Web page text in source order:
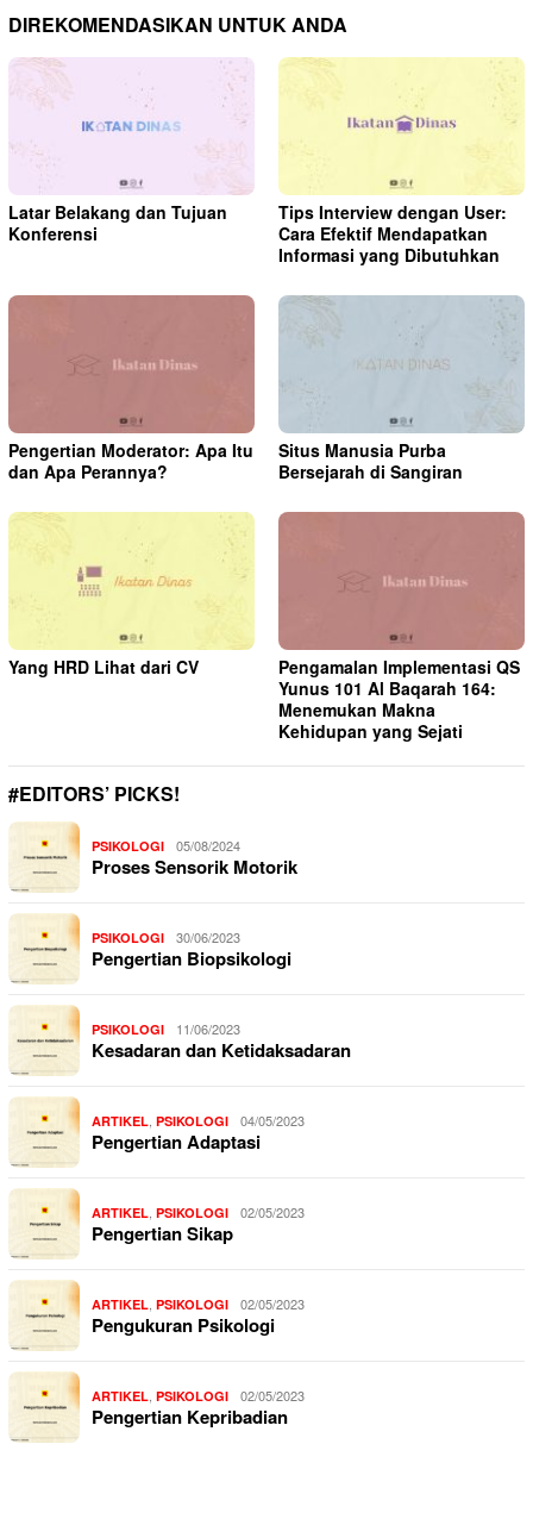
DIREKOMENDASIKAN UNTUK ANDA
Latar Belakang dan Tujuan
Konferensi
Tips Interview dengan User:
Cara Efektif Mendapatkan
Informasi yang Dibutuhkan
Pengertian Moderator: Apa Itu
dan Apa Perannya?
Situs Manusia Purba
Bersejarah di Sangiran
Yang HRD Lihat dari CV
Pengamalan Implementasi QS
Yunus 101 Al Baqarah 164:
Menemukan Makna
Kehidupan yang Sejati
#EDITORS’ PICKS!
PSIKOLOGI 05/08/2024
Proses Sensorik Motorik
PSIKOLOGI 30/06/2023
Pengertian Biopsikologi
PSIKOLOGI 11/06/2023
Kesadaran dan Ketidaksadaran
ARTIKEL PSIKOLOGI 04/05/2023
Pengertian Adaptasi
ARTIKEL PSIKOLOGI 02/05/2023
Pengertian Sikap
ARTIKEL PSIKOLOGI 02/05/2023
Pengukuran Psikologi
ARTIKEL PSIKOLOGI 02/05/2023
Pengertian Kepribadian